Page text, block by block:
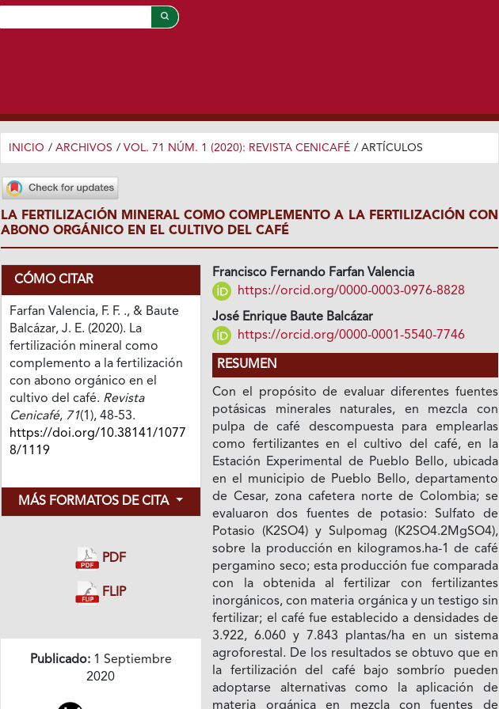
INICIO / ARCHIVOS / VOL. 71 NÚM. 1 (2020): REVISTA CENICAFÉ / ARTÍCULOS
LA FERTILIZACIÓN MINERAL COMO COMPLEMENTO A LA FERTILIZACIÓN CON
ABONO ORGÁNICO EN EL CULTIVO DEL CAFÉ
CÓMO CITAR
Farfan Valencia, F. F. ., & Baute
Balcázar, J. E. (2020). La
fertilización mineral como
complemento a la fertilización
con abono orgánico en el
cultivo del café. Revista
Cenicafé, 71(1), 48-53.
https://doi.org/10.38141/1077
8/1119
MÁS FORMATOS DE CITA
PDF
FLIP
Publicado:1 Septiembre
2020
Francisco Fernando Farfan Valencia
https://orcid.org/0000-0003-0976-8828
José Enrique Baute Balcázar
https://orcid.org/0000-0001-5540-7746
RESUMEN
Con el propósito de evaluar diferentes fuentes
potásicas minerales naturales, en mezcla con
pulpa de café descompuesta para emplearlas
como fertilizantes en el cultivo del café, en la
Estación Experimental de Pueblo Bello, ubicada
en el municipio de Pueblo Bello, departamento
de Cesar, zona cafetera norte de Colombia; se
evaluaron dos fuentes de potasio: Sulfato de
Potasio (K2SO4) y Sulpomag (K2SO4.2MgSO4),
sobre la producción en kilogramos.ha-1 de café
pergamino seco; esta producción fue comparada
con la obtenida al fertilizar con fertilizantes
inorgánicos, con materia orgánica y un testigo sin
fertilizar; el café fue establecido a densidades de
3.922, 6.060 y 7.843 plantas/ha en un sistema
agroforestal. De los resultados se obtuvo que en
la fertilización del café bajo sombrío pueden
adoptarse alternativas como la aplicación de
materia orgánica en mezcla con fuentes de